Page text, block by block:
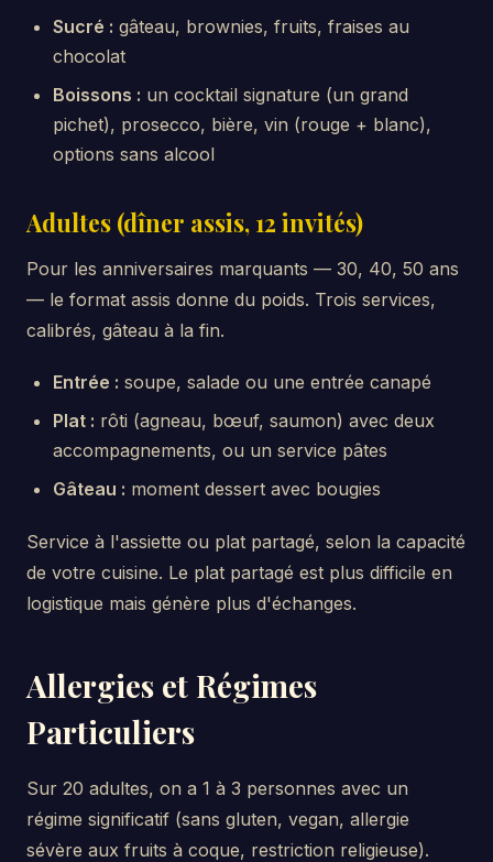
Sucré : gâteau, brownies, fruits, fraises au
chocolat
Boissons : un cocktail signature (un grand
pichet), prosecco, bière, vin (rouge + blanc),
options sans alcool
Adultes (dîner assis, 12 invités)
Pour les anniversaires marquants — 30, 40, 50 ans
— le format assis donne du poids. Trois services,
calibrés, gâteau à la fin.
Entrée : soupe, salade ou une entrée canapé
Plat : rôti (agneau, bœuf, saumon) avec deux
accompagnements, ou un service pâtes
Gâteau : moment dessert avec bougies
Service à l'assiette ou plat partagé, selon la capacité
de votre cuisine. Le plat partagé est plus difficile en
logistique mais génère plus d'échanges.
Allergies et Régimes
Particuliers
Sur 20 adultes, on a 1 à 3 personnes avec un
régime significatif (sans gluten, vegan, allergie
sévère aux fruits à coque, restriction religieuse).